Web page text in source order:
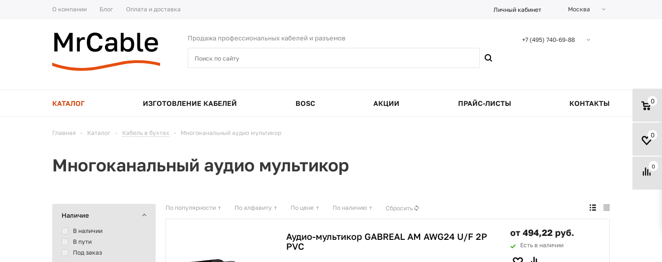
О компании Блог Оплата и доставка Личный кабинет Москва
Продажа профессиональных кабелей и разъемов +7 (495) 740-69-88
0
0
0
КАТАЛОГ ИЗГОТОВЛЕНИЕ КАБЕЛЕЙ BOSC АКЦИИ ПРАЙС-ЛИСТЫ КОНТАКТЫ
Главная - Каталог - Кабель в бухтах - Многоканальный аудио мультикор
Многоканальный аудио мультикор
Наличие
В наличии
В пути
Под заказ
По популярности По алфавиту По цене По наличию Сбросить
Аудио-мультикор GABREAL AM AWG24 U/F 2P
PVC
от 494,22 руб.
Есть в наличии